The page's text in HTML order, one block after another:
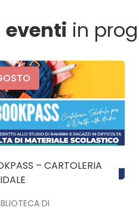
eventi in
– CARTOLERIA
DI